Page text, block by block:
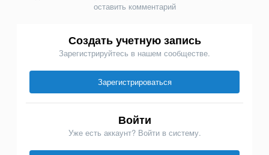
оставить комментарий
Создать учетную запись
Зарегистрируйтесь в нашем сообществе.
Зарегистрироваться
Войти
Уже есть аккаунт? Войти в систему.